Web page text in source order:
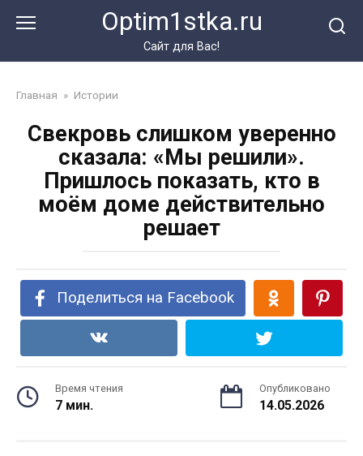
Optim1stka.ru
Сайт для Вас!
Главная » Истории
Свекровь слишком уверенно
сказала: «Мы решили».
Пришлось показать, кто в
моём доме действительно
решает
Поделиться на Facebook
Время чтения
7 мин.
Опубликовано
14.05.2026